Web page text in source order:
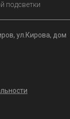
подсветки
ул.Кирова, дом